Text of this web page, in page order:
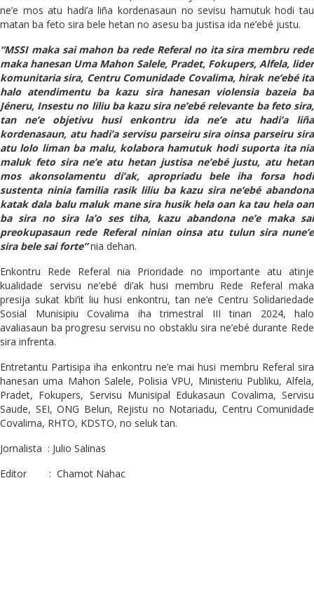
ne’e mos atu hadi’a liña kordenasaun no sevisu hamutuk hodi tau
matan ba feto sira bele hetan no asesu ba justisa ida ne’ebé justu.
“MSSI maka sai mahon ba rede Referal no ita sira membru rede
maka hanesan Uma Mahon Salele, Pradet, Fokupers, Alfela, lider
komunitaria sira, Centru Comunidade Covalima, hirak ne’ebé ita
halo atendimentu ba kazu sira hanesan violensia bazeia ba
Jéneru, Insestu no liliu ba kazu sira ne’ebé relevante ba feto sira,
tan ne’e objetivu husi enkontru ida ne’e atu hadi’a liña
kordenasaun, atu hadi’a servisu parseiru sira oinsa parseiru sira
atu lolo liman ba malu, kolabora hamutuk hodi suporta ita nia
maluk feto sira ne’e atu hetan justisa ne’ebé justu, atu hetan
mos akonsolamentu di’ak, apropriadu bele iha forsa hodi
sustenta ninia familia rasik liliu ba kazu sira ne’ebé abandona
katak dala balu maluk mane sira husik hela oan ka tau hela oan
ba sira no sira la’o ses tiha, kazu abandona ne’e maka sai
preokupasaun rede Referal ninian oinsa atu tulun sira nune’e
sira bele sai forte”nia dehan.
Enkontru Rede Referal nia Prioridade no importante atu atinje
kualidade servisu ne’ebé di’ak husi membru Rede Referal maka
presija sukat kbi’it liu husi enkontru, tan ne’e Centru Solidariedade
Sosial Munisipiu Covalima iha trimestral III tinan 2024, halo
avaliasaun ba progresu servisu no obstaklu sira ne’ebé durante Rede
sira infrenta.
Entretantu Partisipa iha enkontru ne’e mai husi membru Referal sira
hanesan uma Mahon Salele, Polisia VPU, Ministeriu Publiku, Alfela,
Pradet, Fokupers, Servisu Munisipal Edukasaun Covalima, Servisu
Saude, SEI, ONG Belun, Rejistu no Notariadu, Centru Comunidade
Covalima, RHTO, KDSTO, no seluk tan.
Jornalista : Julio Salinas
Editor
: Chamot Nahac